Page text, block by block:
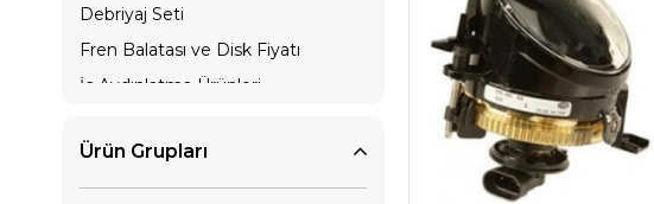
Debriyaj Seti
Fren Balatası ve Disk Fiyatı
İç Aydınlatma Ürünleri
Kaporta Yedek Parça
Sensör,Valf Ve Elektrik Ürünleri
Ürün Grupları